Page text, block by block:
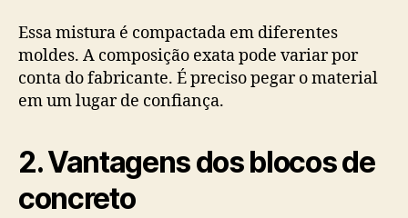
Essa mistura é compactada em diferentes
moldes. A composição exata pode variar por
conta do fabricante. É preciso pegar o material
em um lugar de confiança.
2.Vantagens dos blocos de
concreto